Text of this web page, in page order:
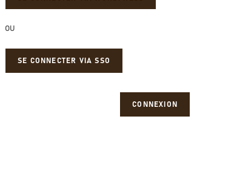
OU
SE CONNECTER VIA SSO
CONNEXION